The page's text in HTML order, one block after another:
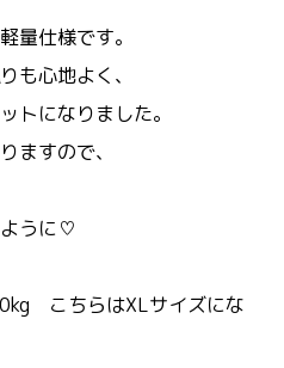
量仕様です。
も心地よく、
トになりました。
ますので、
うに♡
こちらはXLサイズにな